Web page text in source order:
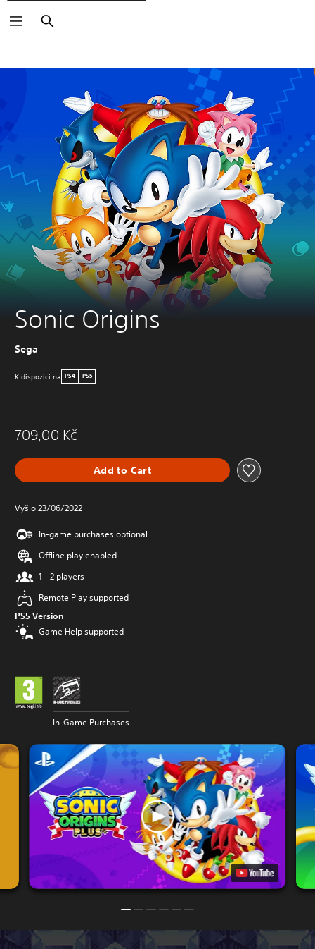
Vyhledat
Sonic Origins
Sega
K dispozici na PS4 PS5
709,00 Kč
Add to Cart
Vyšlo 23/06/2022
In-game purchases optional
Offline play enabled
1 - 2 players
Remote Play supported
PS5 Version
Game Help supported
In-Game Purchases